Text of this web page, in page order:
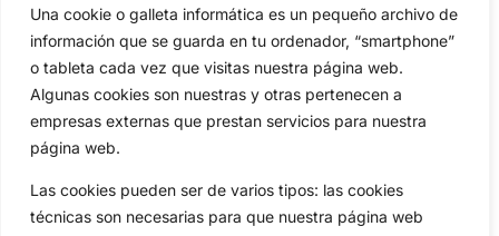
Una cookie o galleta informática es un pequeño archivo de
información que se guarda en tu ordenador, “smartphone”
o tableta cada vez que visitas nuestra página web.
Algunas cookies son nuestras y otras pertenecen a
empresas externas que prestan servicios para nuestra
página web.
Las cookies pueden ser de varios tipos: las cookies
técnicas son necesarias para que nuestra página web
Amateurs
Circuitos
Especiales
Reglas
Vídeos
De Interés
Compañía
Aviso Legal
Política de Cookies